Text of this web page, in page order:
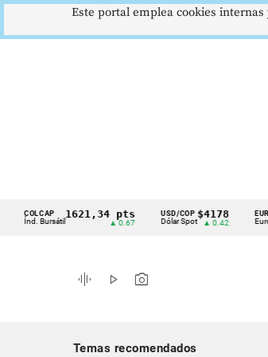
Cintillo
indicadores
económicos
Bursátil
1621,34 pts USD/COP
Dólar Spot
$4178
▲ 0.42
EUR/COP
Euro Spot
graphic_eq play_arrow photo_camera
Temas recomendados
Este portal emplea cookies